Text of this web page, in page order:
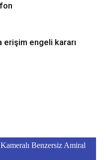
erişim engeli kararı
Benzersiz Amiral